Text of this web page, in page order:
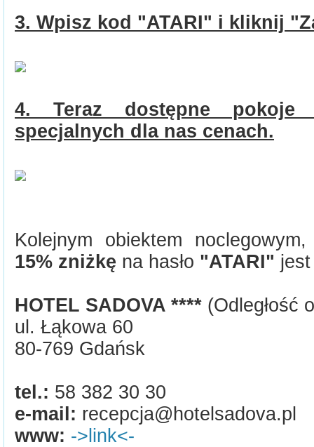
3. Wpisz kod "ATARI" i kliknij
4. Teraz dostępne pokoje
specjalnych dla nas cenach.
Kolejnym obiektem
15% zniżkę na hasło "ATARI"
HOTEL SADOVA **** (Odległość
ul. Łąkowa 60
80-769 Gdańsk
tel.: 58 382 30 30
e-mail: recepcja@hotelsadova.pl
www: ->link<-